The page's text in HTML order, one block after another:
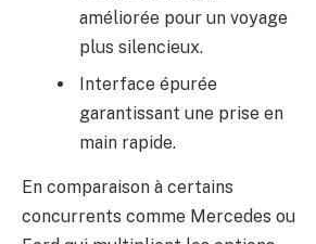
améliorée pour un voyage
plus silencieux.
Interface épurée
garantissant une prise en
main rapide.
En comparaison à certains
concurrents comme Mercedes ou